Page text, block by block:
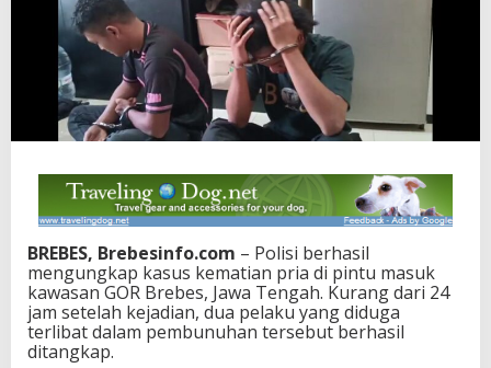
BREBES, Brebesinfo.com – Polisi berhasil
mengungkap kasus kematian pria di pintu masuk
kawasan GOR Brebes, Jawa Tengah. Kurang dari 24
jam setelah kejadian, dua pelaku yang diduga
terlibat dalam pembunuhan tersebut berhasil
ditangkap.